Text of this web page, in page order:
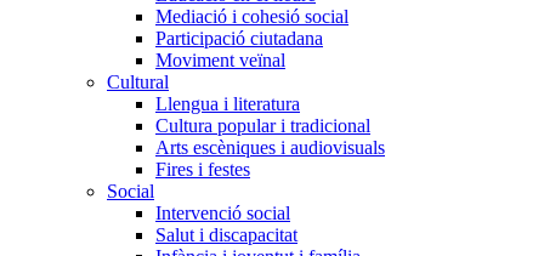
Mediació i cohesió social
Participació ciutadana
Moviment veïnal
Cultural
Llengua i literatura
Cultura popular i tradicional
Arts escèniques i audiovisuals
Fires i festes
Social
Intervenció social
Salut i discapacitat